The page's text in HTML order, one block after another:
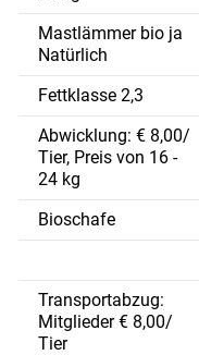
Mastlämmer bio ja
Natürlich
Fettklasse 2,3
Abwicklung: € 8,00/
Tier, Preis von 16 -
24 kg
Bioschafe
Transportabzug:
Mitglieder € 8,00/
Tier